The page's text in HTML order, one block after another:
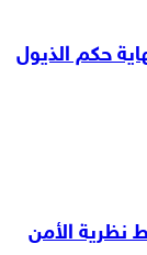
حكم الذيول
الأمن